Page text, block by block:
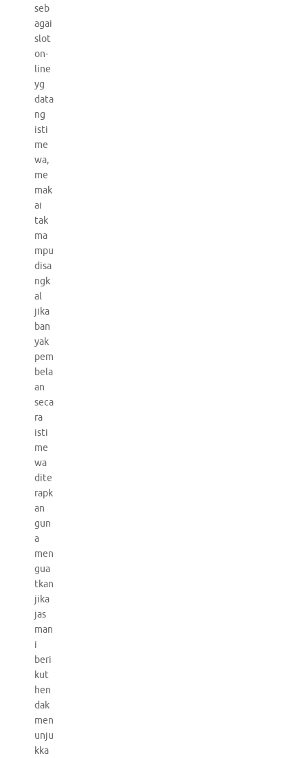
seb
agai
slot
on-
line
yg
data
ng
isti
me
wa,
me
mak
ai
tak
ma
mpu
disa
ngk
al
jika
ban
yak
pem
bela
an
seca
ra
isti
me
wa
dite
rapk
an
gun
a
men
gua
tkan
jika
jas
man
i
beri
kut
hen
dak
men
unju
kka